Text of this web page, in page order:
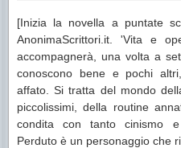
[Inizia la novella a puntate
AnonimaScrittori.it. 'Vita e
accompagnerà, una volta a
conoscono bene e pochi
affato. Si tratta del mondo
piccolissimi, della routine
condita con tanto cinismo
Perduto è un personaggio che